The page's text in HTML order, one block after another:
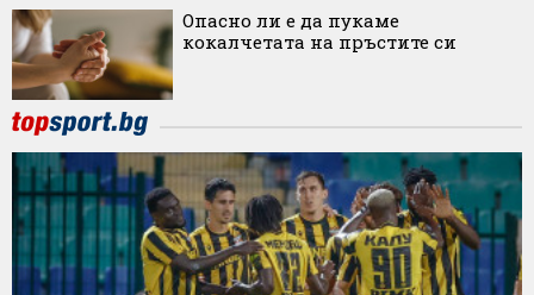
Опасно ли е да пукаме
кокалчетата на пръстите си